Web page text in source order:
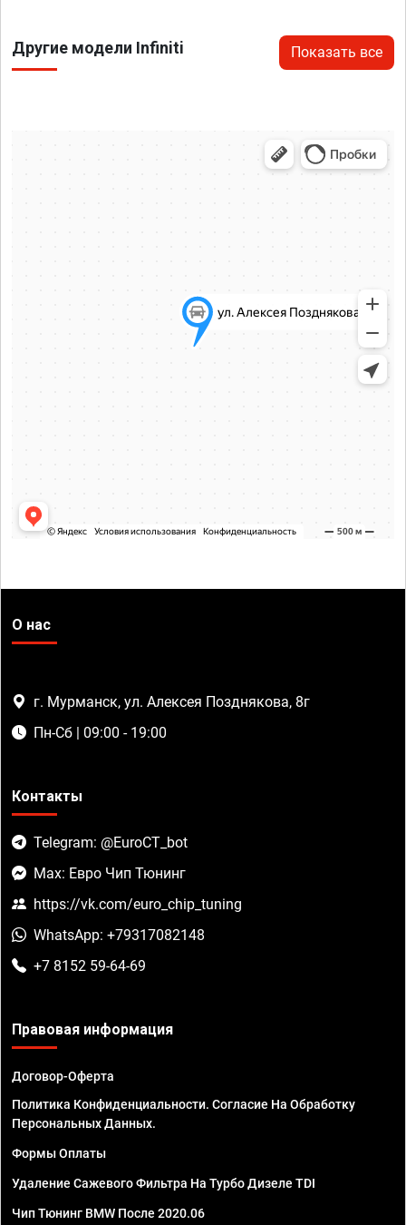
Другие модели Infiniti Показать все
О нас
г. Мурманск, ул. Алексея Позднякова, 8г
Пн-Сб | 09:00 - 19:00
Контакты
Telegram: @EuroCT_bot
Max: Евро Чип Тюнинг
https://vk.com/euro_chip_tuning
WhatsApp: +79317082148
+7 8152 59-64-69
Правовая информация
Договор-Оферта
Политика Конфиденциальности. Согласие На Обработку
Персональных Данных.
Формы Оплаты
Удаление Сажевого Фильтра На Турбо Дизеле TDI
Чип Тюнинг BMW После 2020.06